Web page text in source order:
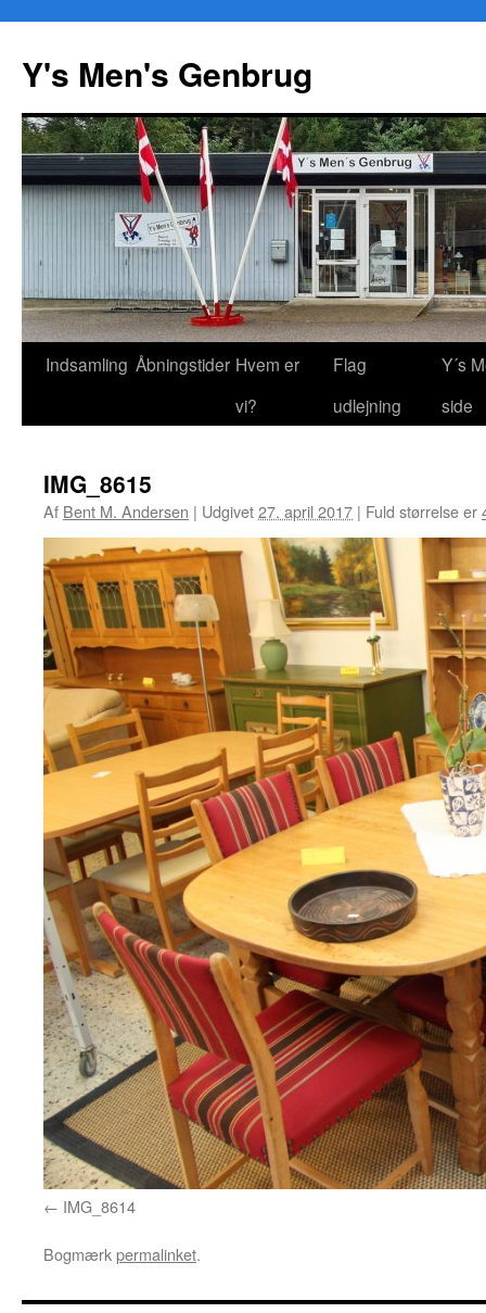
Y's Men's Genbrug
Hop
Indsamling Åbningstider Hvem er
vi?
Flag
udlejning
Y´s
side
IMG_8615
Af Bent M. Andersen | Udgivet27. april 2017 | Fuld størrelse er
IMG_8614
Bogmærkpermalinket.